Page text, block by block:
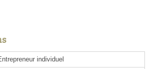
individuel